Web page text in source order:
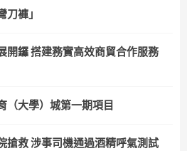
褲」
開鑼 搭建務實高效商貿合作服務
（大學）城第一期項目
搶救 涉事司機通過酒精呼氣測試